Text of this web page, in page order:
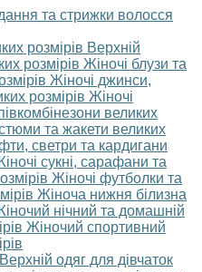
та стрижки волосся
розмірів Верхній
розмірів Жіночі блузи та
Жіночі джинси,
розмірів Жіночі
великих
та жакети великих
светри та кардигани
сукні, сарафани та
Жіночі футболки та
Жіноча нижня білизна
нічний та домашній
Жіночий спортивний
Верхній одяг для дівчаток